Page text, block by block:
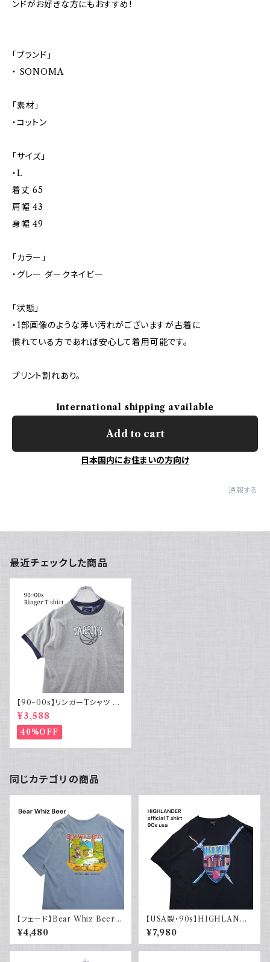
ンドがお好きな方にもおすすめ!
「ブランド」
・ SONOMA
「素材」
・コットン
「サイズ」
・L
着丈 65
肩幅 43
身幅 49
「カラー」
・グレー ダークネイビー
「状態」
・1部画像のような薄い汚れがございますが古着に
慣れている方であれば安心して着用可能です。
プリント割れあり。
International shipping available
Add to cart
日本国内にお住まいの方向け
通報する
最近チェックした商品
【90~00s】リンガーTシャツ グ
レー 両面プリント SONOMA
Y2K
¥3,588
40%OFF
同じカテゴリの商品
【フェード】Bear Whiz Beer
プリントTシャツ 両面プリント バ
ックプリント 古着 XL COMFO
RT COLORS コンフォートカラ
¥4,480
【USA製・90s】HIGHLANDE
R 悪魔の戦士 オフィシャルTシ
ャツ
¥7,980